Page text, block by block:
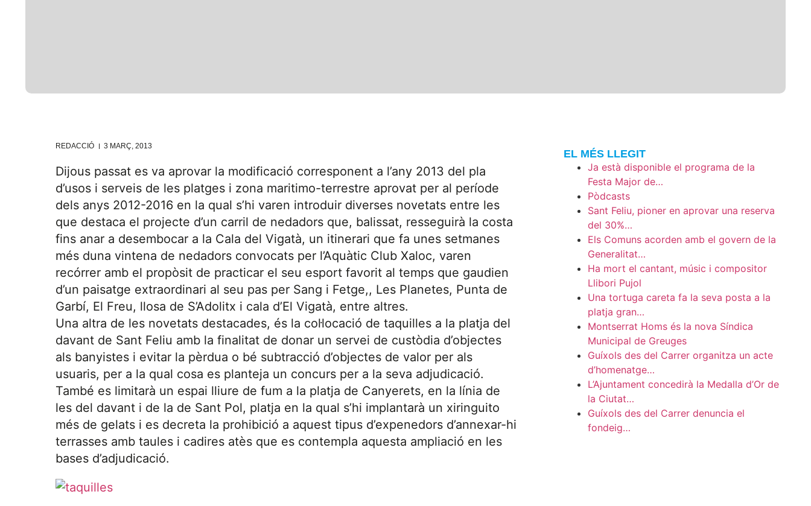
REDACCIÓ 3 MARÇ, 2013
Dijous passat es va aprovar la modificació corresponent a l’any 2013 del pla
d’usos i serveis de les platges i zona maritimo-terrestre aprovat per al període
dels anys 2012-2016 en la qual s’hi varen introduir diverses novetats entre les
que destaca el projecte d’un carril de nedadors que, balissat, resseguirà la costa
fins anar a desembocar a la Cala del Vigatà, un itinerari que fa unes setmanes
més duna vintena de nedadors convocats per l’Aquàtic Club Xaloc, varen
recórrer amb el propòsit de practicar el seu esport favorit al temps que gaudien
d’un paisatge extraordinari al seu pas per Sang i Fetge,, Les Planetes, Punta de
Garbí, El Freu, llosa de S’Adolitx i cala d’El Vigatà, entre altres.
Una altra de les novetats destacades, és la col·locació de taquilles a la platja del
davant de Sant Feliu amb la finalitat de donar un servei de custòdia d’objectes
als banyistes i evitar la pèrdua o bé subtracció d’objectes de valor per als
usuaris, per a la qual cosa es planteja un concurs per a la seva adjudicació.
També es limitarà un espai lliure de fum a la platja de Canyerets, en la línia de
les del davant i de la de Sant Pol, platja en la qual s’hi implantarà un xiringuito
més de gelats i es decreta la prohibició a aquest tipus d’expenedors d’annexar-hi
terrasses amb taules i cadires atès que es contempla aquesta ampliació en les
bases d’adjudicació.
EL MÉS LLEGIT
Ja està disponible el programa de la
Festa Major de…
Pòdcasts
Sant Feliu, pioner en aprovar una reserva
del 30%…
Els Comuns acorden amb el govern de la
Generalitat…
Ha mort el cantant, músic i compositor
Llibori Pujol
Una tortuga careta fa la seva posta a la
platja gran…
Montserrat Homs és la nova Síndica
Municipal de Greuges
Guíxols des del Carrer organitza un acte
d’homenatge…
L’Ajuntament concedirà la Medalla d’Or de
la Ciutat…
Guíxols des del Carrer denuncia el
fondeig…